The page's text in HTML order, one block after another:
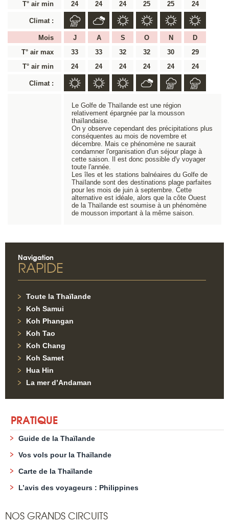
T° air min 24 24 24 25 25 24
Climat :
Mois J A S O N
D
T° air max
33 33 32 32 30
29
T° air min
24 24 24 24 24 24
Climat :
Le Golfe de Thaïlande est une région
relativement épargnée par la mousson
thaïlandaise.
On y observe cependant des précipitations plus
conséquentes au mois de novembre et
décembre. Mais ce phénomène ne saurait
condamner l'organisation d'un séjour plage à
cette saison. Il est donc possible d'y voyager
toute l'année.
Les îles et les stations balnéaires du Golfe de
Thaïlande sont des destinations plage parfaites
pour les mois de juin à septembre. Cette
alternative est idéale, alors que la côte Ouest
de la Thaïlande est soumise à un phénomène
de mousson important à la même saison.
Navigation
RAPIDE
Toute la Thaïlande
Koh Samui
Koh Phangan
Koh Tao
Koh Chang
Koh Samet
Hua Hin
La mer d’Andaman
PRATIQUE
Guide de la Thaïlande
Vos vols pour la Thaïlande
Carte de la Thaïlande
L’avis des voyageurs : Philippines
NOS GRANDS CIRCUITS